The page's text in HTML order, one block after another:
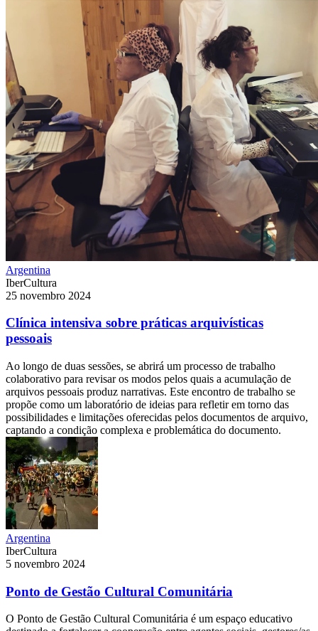
Argentina
IberCultura
25 novembro 2024
Clínica intensiva sobre práticas arquivísticas
pessoais
Ao longo de duas sessões, se abrirá um processo de trabalho
colaborativo para revisar os modos pelos quais a acumulação de
arquivos pessoais produz narrativas. Este encontro de trabalho se
propõe como um laboratório de ideias para refletir em torno das
possibilidades e limitações oferecidas pelos documentos de arquivo,
captando a condição complexa e problemática do documento.
Argentina
IberCultura
5 novembro 2024
Ponto de Gestão Cultural Comunitária
O Ponto de Gestão Cultural Comunitária é um espaço educativo